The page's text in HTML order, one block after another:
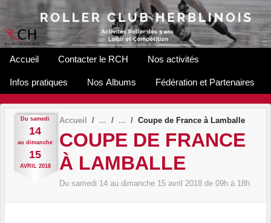
Accueil Contacter le RCH Nos activités
Infos pratiques Nos Albums Fédération et Partenaires
Du samedi
14
au dimanche
15
AVRIL 2018
Accueil Coupe de France à Lamballe
COUPE DE FRANCE
À LAMBALLE
Du samedi 14 au dimanche 15 avril 2018 de 09h à 18h
Panneau de gestion des cookies